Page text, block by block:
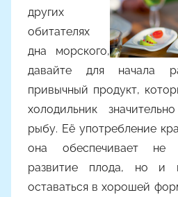
других
обитателях
дна морского,
давайте для начала
привычный продукт,
холодильник
рыбу. Её употребление
она обеспечивает не
развитие плода, но и
оставаться в хорошей